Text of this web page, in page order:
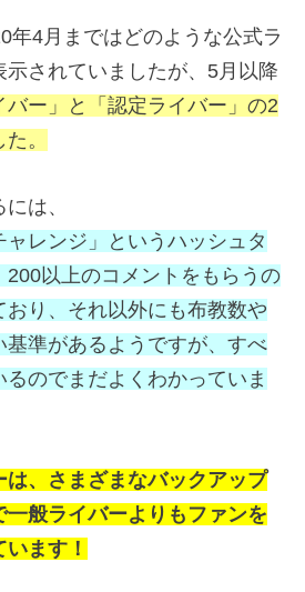
年4月まではどのような公式ラ
示されていましたが、5月以降
バー」と「認定ライバー」の2
。
は、
ャレンジ」というハッシュタ
200以上のコメントをもらうの
おり、それ以外にも布教数や
基準があるようですが、すべ
のでまだよくわかっていま
は、さまざまなバックアップ
一般ライバーよりもファンを
ます！